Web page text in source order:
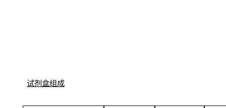
试剂盒组成